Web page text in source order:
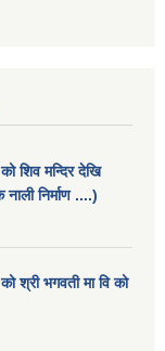
शिव मन्दिर देखि
निर्माण ....)
श्री भगवती मा वि को